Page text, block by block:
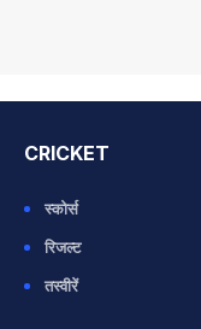
CRICKET
स्कोर्स
रिजल्ट
तस्वीरें